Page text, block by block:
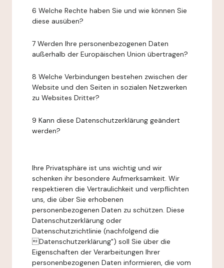
6 Welche Rechte haben Sie und wie können Sie
diese ausüben?
7 Werden Ihre personenbezogenen Daten
außerhalb der Europäischen Union übertragen?
8 Welche Verbindungen bestehen zwischen der
Website und den Seiten in sozialen Netzwerken
zu Websites Dritter?
9 Kann diese Datenschutzerklärung geändert
werden?
Ihre Privatsphäre ist uns wichtig und wir
schenken ihr besondere Aufmerksamkeit. Wir
respektieren die Vertraulichkeit und verpflichten
uns, die über Sie erhobenen
personenbezogenen Daten zu schützen. Diese
Datenschutzerklärung oder
Datenschutzrichtlinie (nachfolgend die
Datenschutzerklärung") soll Sie über die
Eigenschaften der Verarbeitungen Ihrer
personenbezogenen Daten informieren, die vom